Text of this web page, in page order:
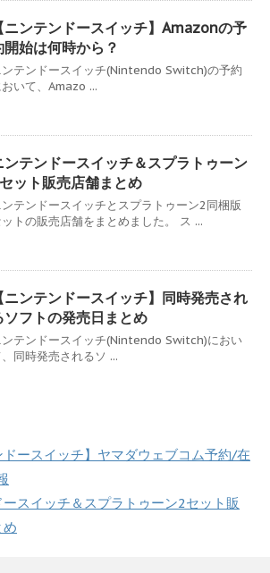
【ニンテンドースイッチ】Amazonの予
開始は何時から？
ンテンドースイッチ(Nintendo Switch)の予約
おいて、Amazo ...
ンテンドースイッチ＆スプラトゥーン
ット販売店舗まとめ
ンテンドースイッチとスプラトゥーン2同梱版
ットの販売店舗をまとめました。 ス ...
【ニンテンドースイッチ】同時発売され
ソフトの発売日まとめ
ンテンドースイッチ(Nintendo Switch)におい
同時発売されるソ ...
ドースイッチ】ヤマダウェブコム予約/在
スイッチ＆スプラトゥーン2セット販